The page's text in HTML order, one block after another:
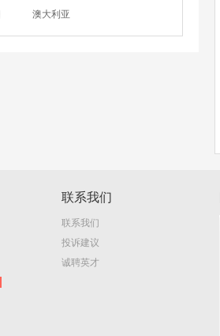
澳大利亚
联系我们
联系我们
投诉建议
诚聘英才